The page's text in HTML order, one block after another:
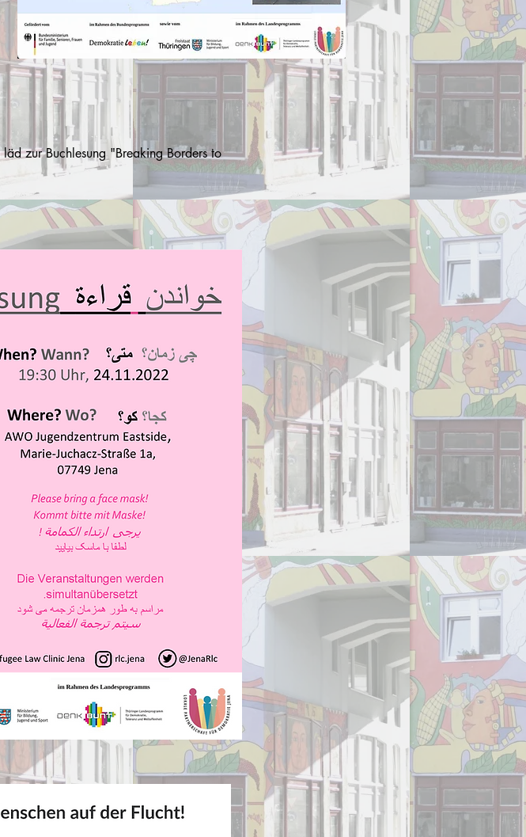
zur Buchlesung "Breaking Borders to
Frauen über Flucht, Überleben, die
als Gruppe von geflüchteten Frauen,
die Abschaffung der Flüchtlingslager
Frauen, die sich 2002 im Raum
und für ihre Rechte kämpfen.